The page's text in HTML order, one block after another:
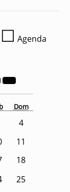
☐ Agenda
Dom
4
11
18
25